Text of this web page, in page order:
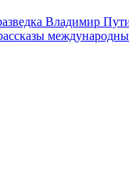
Владимир